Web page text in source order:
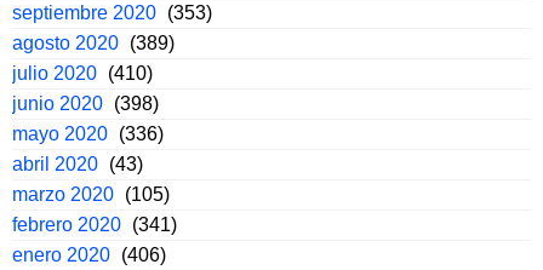
septiembre 2020 (353)
agosto 2020 (389)
julio 2020 (410)
junio 2020 (398)
mayo 2020 (336)
abril 2020 (43)
marzo 2020 (105)
febrero 2020 (341)
enero 2020 (406)